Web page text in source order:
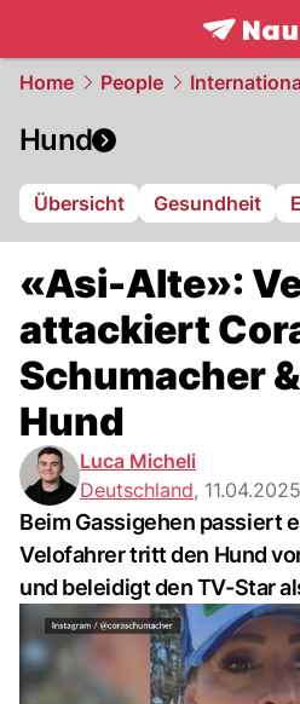
Home People
Hund
Übersicht Gesundheit
«Asi-Alte»:
attackiert
Schumacher
Hund
Luca Micheli
Deutschland,
Beim Gassigehen passiert
Velofahrer tritt den Hund
und beleidigt den TV-Star